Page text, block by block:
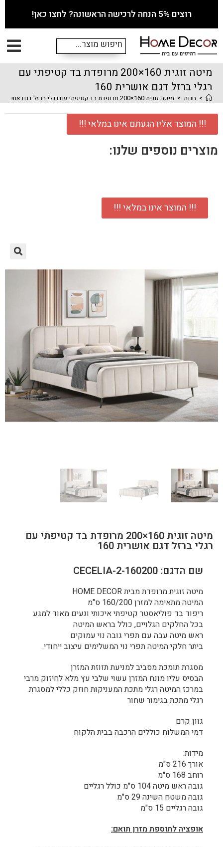
רוצים 5% הנחה לרכישה הראשונה? לחצו כאן!
מיטה זוגית 160×200 מרופדת בד קטיפתי עם
רגלי ברזל דגם אושרית 160
> חנות > מיטה זוגית 160×200 מרופדת בד קטיפתי עם רגלי ברזל דגם אושרית 160
!!! המוצר אליו הגעתם אינו במלאי !!!
מוצרים נוספים שלנו:
!!! המוצר אינו במלאי !!!
מיטה זוגית 160×200 מרופדת בד קטיפתי עם
רגלי ברזל דגם אושרית 160
שם הדגם: CECELIA-2-160200
מיטה זוגית מרופדת מבית HOME DECOR
המיטה מתאימה למזרן 160/200 ס"מ
ריפוד בד פוליאסטר קטיפתי איכותי ונעים מאוד למגע
בכל החלקים הגלויים, כולל בראש המיטה
ראש מיטה עבה עם תפרי גובה נוי עמוקים
ביתר חלקי המיטה תפרי נוי המשלימים עיצוב ייחודי.
מסגרת תומכת מסביב למניעת תזוזת המזרן
הבסיס עליו מונח המזרן עשוי שלבי עץ מלא לחיזוק מרבי
במרכז המיטה רגלי מתכת המעניקות חוזק כללי למסגרת.
רגלי מתכת בגימור שחור
גוון קרם
דמי המשלוח כוללים הרכבה בבית הלקוח
מידות:
אורך 216 ס"מ
רוחב 168 ס"מ
גובה ראש מיטה 104 ס"מ כולל רגליים
גובה משטח השינה 29 ס"מ
גובה רגליים 15 ס"מ
אופציה לתוספת מזרן תואם: